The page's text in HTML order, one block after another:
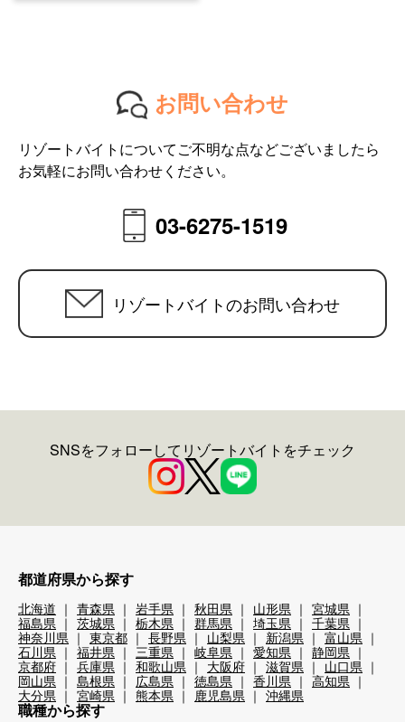
お問い合わせ
リゾートバイトについてご不明な点などございましたら
お気軽にお問い合わせください。
03-6275-1519
リゾートバイトのお問い合わせ
SNSをフォローしてリゾートバイトをチェック
都道府県から探す
北海道 青森県 岩手県 秋田県 山形県
宮城県
福島県
茨城県 栃木県 群馬県 埼玉県
千葉県
神奈川県
東京都 長野県 山梨県 新潟県
富山県
石川県
福井県 三重県 岐阜県 愛知県
静岡県
京都府
兵庫県 和歌山県 大阪府 滋賀県
山口県
岡山県
島根県 広島県 徳島県 香川県
高知県
大分県
宮崎県 熊本県 鹿児島県 沖縄県
職種から探す